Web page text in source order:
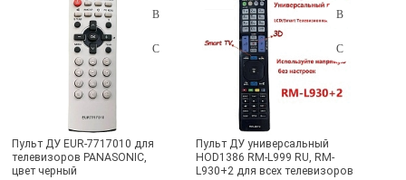
Пульт ДУ EUR-7717010 для
телевизоров PANASONIC,
цвет черный
Пульт ДУ универсальный
HOD1386 RM-L999 RU, RM-
L930+2 для всех телевизоров